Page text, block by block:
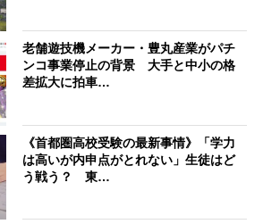
老舗遊技機メーカー・豊丸産業がパチ
ンコ事業停止の背景 大手と中小の格
差拡大に拍車…
《首都圏高校受験の最新事情》「学力
は高いが内申点がとれない」生徒はど
う戦う？ 東…